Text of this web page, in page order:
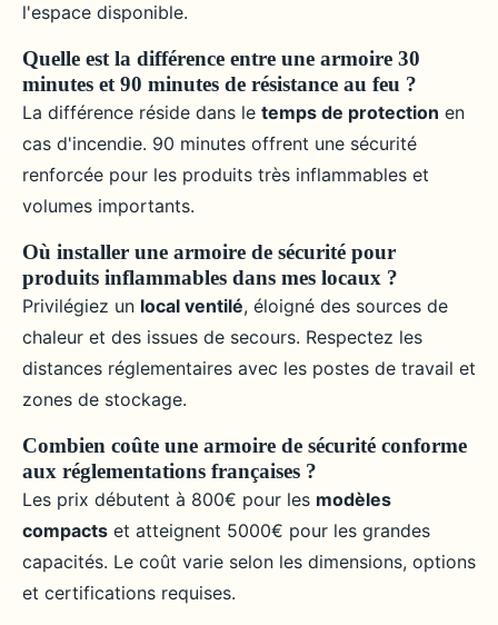
l'espace disponible.
Quelle est la différence entre une armoire 30
minutes et 90 minutes de résistance au feu ?
La différence réside dans le temps de protection en
cas d'incendie. 90 minutes offrent une sécurité
renforcée pour les produits très inflammables et
volumes importants.
Où installer une armoire de sécurité pour
produits inflammables dans mes locaux ?
Privilégiez un local ventilé, éloigné des sources de
chaleur et des issues de secours. Respectez les
distances réglementaires avec les postes de travail et
zones de stockage.
Combien coûte une armoire de sécurité conforme
aux réglementations françaises ?
Les prix débutent à 800€ pour les modèles
compacts et atteignent 5000€ pour les grandes
capacités. Le coût varie selon les dimensions, options
et certifications requises.